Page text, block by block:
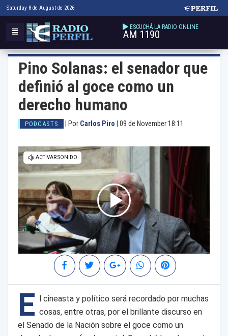
Saturday 8 de August de 2026
ESCUCHÁ LA RADIO ONLINE
AM 1190
Pino Solanas: el senador que
definió al goce como un
derecho humano
PODCASTS Por Carlos Piro 09 de November 18:11
E l cineasta y político será recordado por muchas
cosas, entre otras, por el brillante discurso en
el Senado de la Nación sobre el goce como un